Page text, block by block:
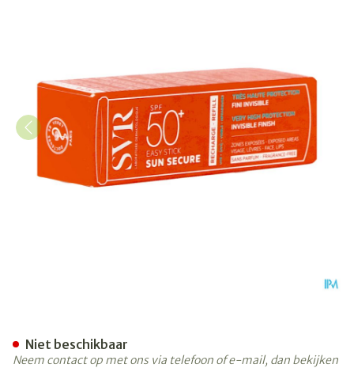
Niet beschikbaar
Neem contact op met ons via telefoon of e-mail, dan bekijken